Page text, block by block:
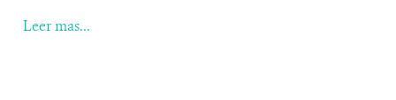
Leer mas...